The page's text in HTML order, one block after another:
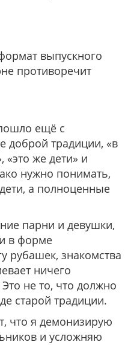
выпускного
противоречит
ещё с
доброй традиции, «в
«это же дети» и
нужно понимать,
а полноценные
парни и девушки,
в форме
рубашек, знакомства
ничего
не то, что должно
старой традиции.
что я демонизирую
и усложняю